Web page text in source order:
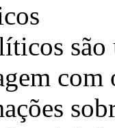
são
com